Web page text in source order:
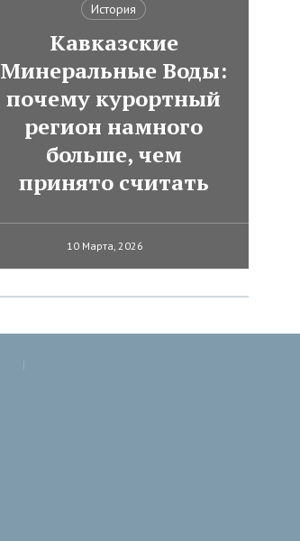
История
Кавказские
Минеральные Воды:
почему курортный
регион намного
больше, чем
принято считать
10 Марта, 2026